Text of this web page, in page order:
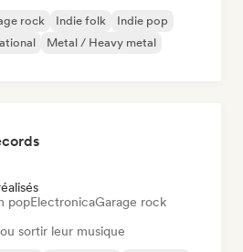
rock Indie folk
Indie pop
Metal / Heavy metal
popElectronicaGarage rock
sortir leur musique